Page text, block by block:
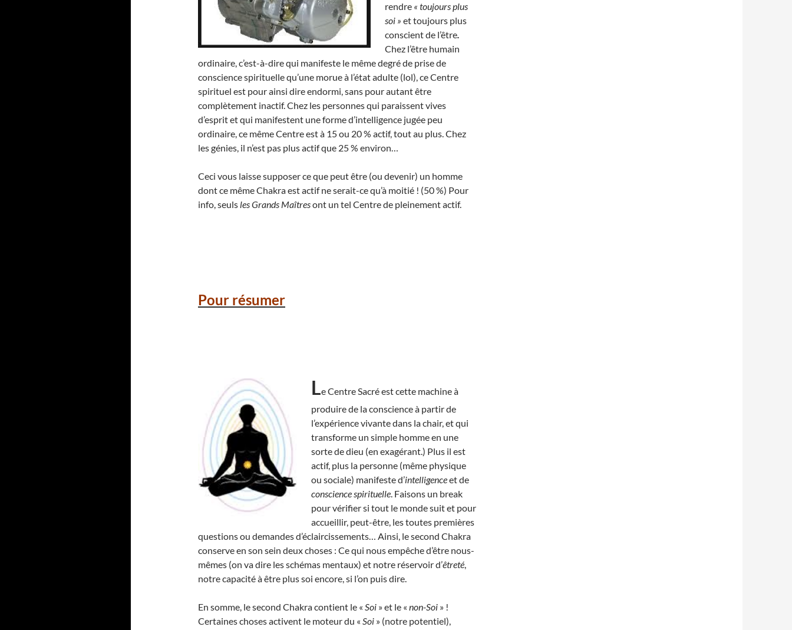
rendre « toujours plus
soi » et toujours plus
conscient de l’être.
Chez l’être humain
ordinaire, c’est-à-dire qui manifeste le même degré de prise de
conscience spirituelle qu’une morue à l’état adulte (lol), ce Centre
spirituel est pour ainsi dire endormi, sans pour autant être
complètement inactif. Chez les personnes qui paraissent vives
d’esprit et qui manifestent une forme d’intelligence jugée peu
ordinaire, ce même Centre est à 15 ou 20 % actif, tout au plus. Chez
les génies, il n’est pas plus actif que 25 % environ…
Ceci vous laisse supposer ce que peut être (ou devenir) un homme
dont ce même Chakra est actif ne serait-ce qu’à moitié ! (50 %) Pour
info, seuls les Grands Maîtresont un tel Centre de pleinement actif.
Pour résumer
Le Centre Sacré est cette machine à
produire de la conscience à partir de
l’expérience vivante dans la chair, et qui
transforme un simple homme en une
sorte de dieu (en exagérant.) Plus il est
actif, plus la personne (même physique
ou sociale) manifeste d’intelligenceet de
conscience spirituelle. Faisons un break
pour vérifier si tout le monde suit et pour
accueillir, peut-être, les toutes premières
questions ou demandes d’éclaircissements… Ainsi, le second Chakra
conserve en son sein deux choses : Ce qui nous empêche d’être nous-
mêmes (on va dire les schémas mentaux) et notre réservoir d’êtreté,
notre capacité à être plus soi encore, si l’on puis dire.
En somme, le second Chakra contient le « Soi » et le « non-Soi » !
Certaines choses activent le moteur du « Soi » (notre potentiel),